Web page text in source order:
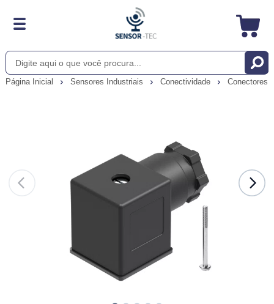
Página Inicial Sensores Industriais Conectividade Conectores